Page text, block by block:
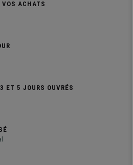
ACHATS
ET 5 JOURS OUVRÉS